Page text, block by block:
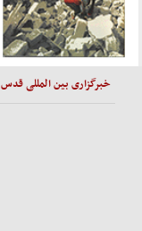
خبرگزاری بین المللی قدس